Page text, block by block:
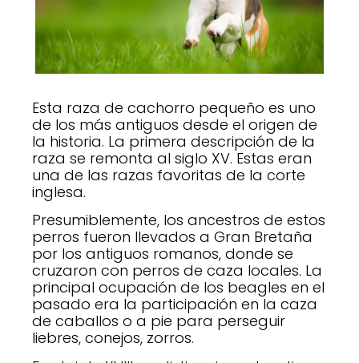
Esta raza de cachorro pequeño es uno
de los más antiguos desde el origen de
la historia. La primera descripción de la
raza se remonta al siglo XV. Estas eran
una de las razas favoritas de la corte
inglesa.
Presumiblemente, los ancestros de estos
perros fueron llevados a Gran Bretaña
por los antiguos romanos, donde se
cruzaron con perros de caza locales. La
principal ocupación de los beagles en el
pasado era la participación en la caza
de caballos o a pie para perseguir
liebres, conejos, zorros.